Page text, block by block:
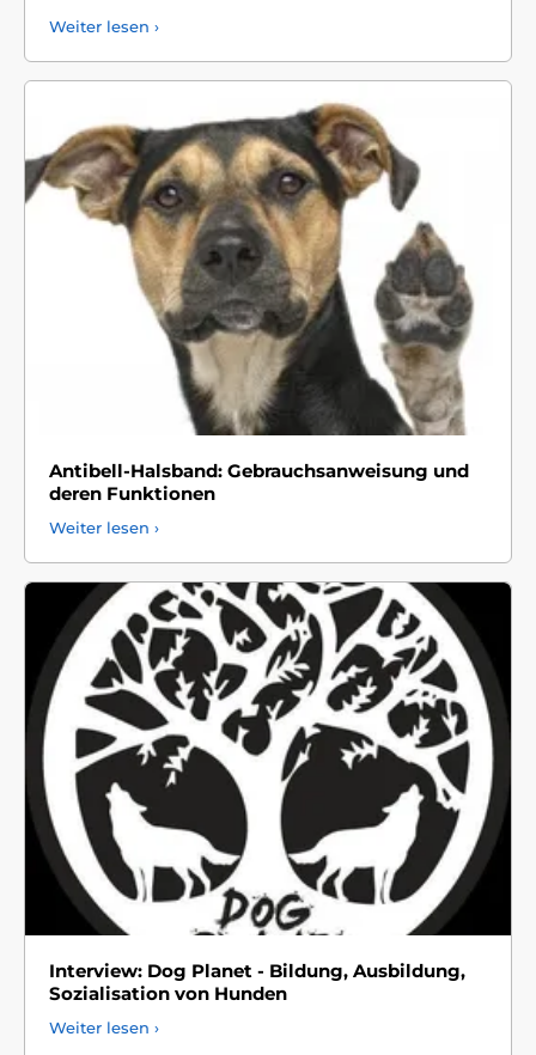
Weiter lesen ›
Antibell-Halsband: Gebrauchsanweisung und
deren Funktionen
Weiter lesen ›
Interview: Dog Planet - Bildung, Ausbildung,
Sozialisation von Hunden
Weiter lesen ›